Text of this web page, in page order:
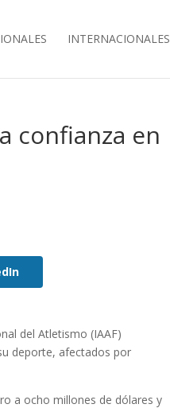
INTERNACIONALES
confianza en
del Atletismo (IAAF)
deporte, afectados por
a ocho millones de dólares y